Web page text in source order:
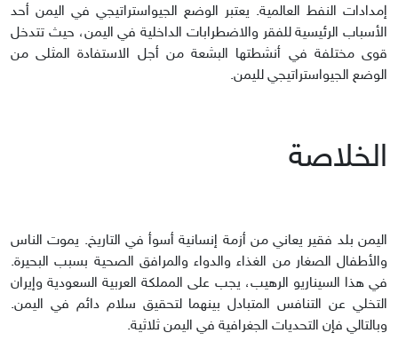
إمدادات النفط العالمية. يعتبر الوضع الجيواستراتيجي في اليمن أحد
الأسباب الرئيسية للفقر والاضطرابات الداخلية في اليمن، حيث تتدخل
قوى مختلفة في أنشطتها البشعة من أجل الاستفادة المثلى من
الوضع الجيواستراتيجي لليمن.
الخلاصة
اليمن بلد فقير يعاني من أزمة إنسانية أسوأ في التاريخ. يموت الناس
والأطفال الصغار من الغذاء والدواء والمرافق الصحية بسبب البحيرة.
في هذا السيناريو الرهيب، يجب على المملكة العربية السعودية وإيران
التخلي عن التنافس المتبادل بينهما لتحقيق سلام دائم في اليمن.
وبالتالي فإن التحديات الجغرافية في اليمن ثلاثية.